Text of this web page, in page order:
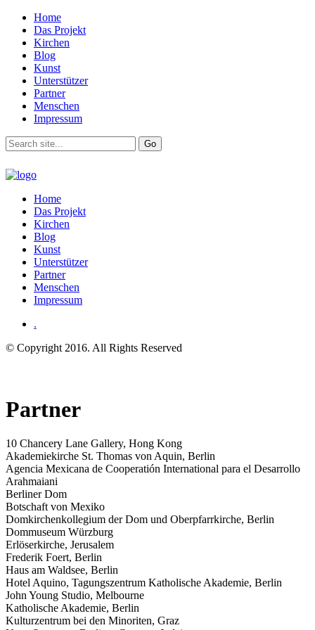
Home
Das Projekt
Kirchen
Blog
Kunst
Unterstützer
Partner
Menschen
Impressum
Home
Das Projekt
Kirchen
Blog
Kunst
Unterstützer
Partner
Menschen
Impressum
.
© Copyright 2016. All Rights Reserved
Partner
10 Chancery Lane Gallery, Hong Kong
Akademiekirche St. Thomas von Aquin, Berlin
Agencia Mexicana de Cooperatión International para el Desarrollo
Arahmaiani
Berliner Dom
Botschaft von Mexiko
Domkirchenkollegium der Dom und Oberpfarrkirche, Berlin
Dommuseum Würzburg
Erlöserkirche, Jerusalem
Frederik Foert, Berlin
Haus am Waldsee, Berlin
Hotel Aquino, Tagungszentrum Katholische Akademie, Berlin
John Young Studio, Melbourne
Katholische Akademie, Berlin
Kulturzentrum bei den Minoriten, Graz